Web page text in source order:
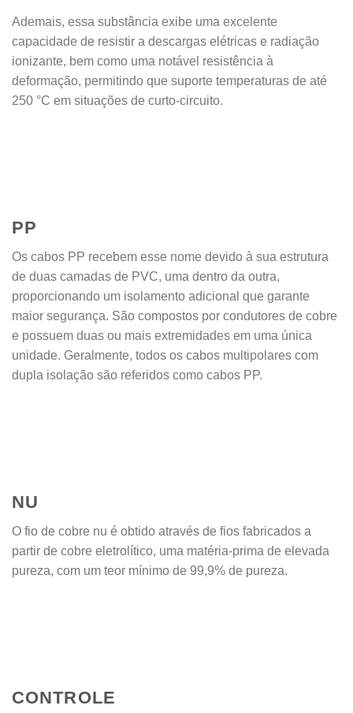
Ademais, essa substância exibe uma excelente
capacidade de resistir a descargas elétricas e radiação
ionizante, bem como uma notável resistência à
deformação, permitindo que suporte temperaturas de até
250 °C em situações de curto-circuito.
PP
Os cabos PP recebem esse nome devido à sua estrutura
de duas camadas de PVC, uma dentro da outra,
proporcionando um isolamento adicional que garante
maior segurança. São compostos por condutores de cobre
e possuem duas ou mais extremidades em uma única
unidade. Geralmente, todos os cabos multipolares com
dupla isolação são referidos como cabos PP.
NU
O fio de cobre nu é obtido através de fios fabricados a
partir de cobre eletrolítico, uma matéria-prima de elevada
pureza, com um teor mínimo de 99,9% de pureza.
CONTROLE